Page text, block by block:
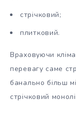
стрічковий;
плитковий.
Враховуючи
перевагу саме
банально більш
стрічковий